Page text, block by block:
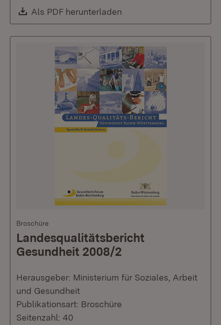
Download:
Als PDF herunterladen
Broschüre
Landesqualitätsbericht
Gesundheit 2008/2
Herausgeber: Ministerium für Soziales, Arbeit
und Gesundheit
Publikationsart: Broschüre
Seitenzahl: 40